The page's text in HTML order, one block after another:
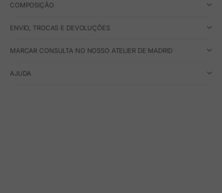
COMPOSIÇÃO
ENVIO, TROCAS E DEVOLUÇÕES
MARCAR CONSULTA NO NOSSO ATELIER DE MADRID
AJUDA